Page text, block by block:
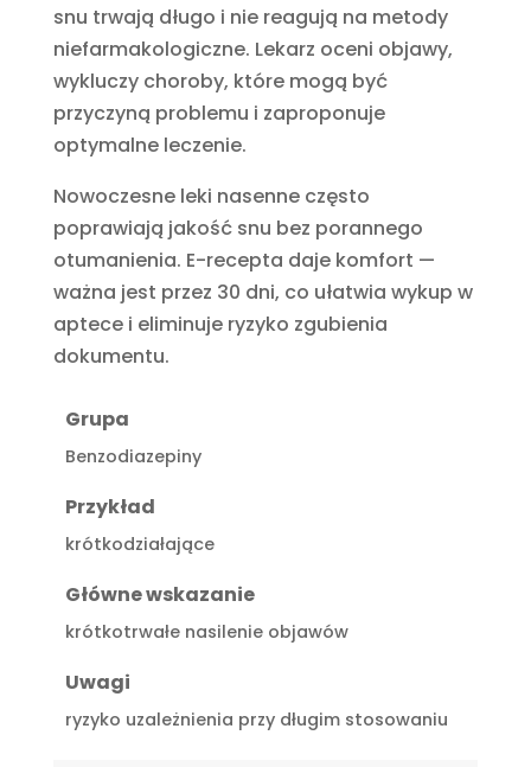
snu trwają długo i nie reagują na metody
niefarmakologiczne. Lekarz oceni objawy,
wykluczy choroby, które mogą być
przyczyną problemu i zaproponuje
optymalne leczenie.
Nowoczesne leki nasenne często
poprawiają jakość snu bez porannego
otumanienia. E-recepta daje komfort —
ważna jest przez 30 dni, co ułatwia wykup w
aptece i eliminuje ryzyko zgubienia
dokumentu.
Grupa
Benzodiazepiny
Przykład
krótkodziałające
Główne wskazanie
krótkotrwałe nasilenie objawów
Uwagi
ryzyko uzależnienia przy długim stosowaniu